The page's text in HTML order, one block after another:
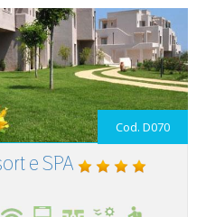
Cod. D070
e SPA